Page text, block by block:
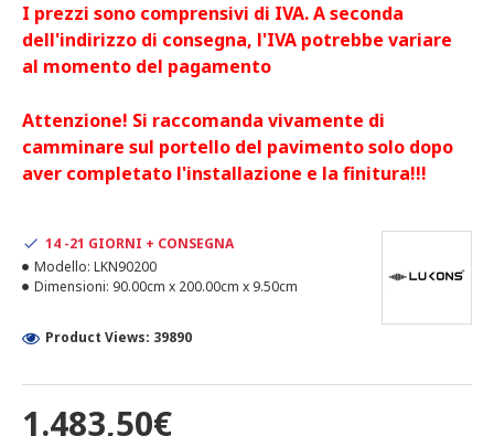
I prezzi sono comprensivi di IVA. A seconda
dell'indirizzo di consegna, l'IVA potrebbe variare
al momento del pagamento
Attenzione! Si raccomanda vivamente di
camminare sul portello del pavimento solo dopo
aver completato l'installazione e la finitura!!!
1.483,50€
14 -21 GIORNI + CONSEGNA
Modello: LKN90200
Dimensioni: 90.00cm x 200.00cm x 9.50cm
Product Views: 39890